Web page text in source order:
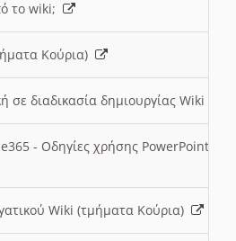
το wiki;
Κούρια)
σε διαδικασία δημιουργίας Wiki
- Οδηγίες χρήσης PowerPoint
Wiki (τμήματα Κούρια)